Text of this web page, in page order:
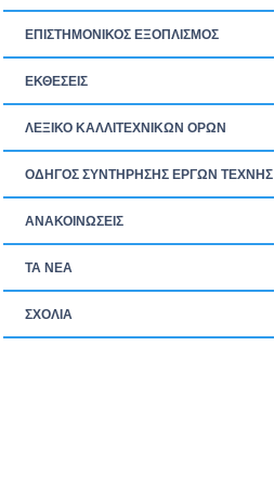
ΕΠΙΣΤΗΜΟΝΙΚΟΣ ΕΞΟΠΛΙΣΜΟΣ
ΕΚΘΕΣΕΙΣ
ΛΕΞΙΚΟ ΚΑΛΛΙΤΕΧΝΙΚΩΝ ΟΡΩΝ
ΟΔΗΓΟΣ ΣΥΝΤΗΡΗΣΗΣ ΕΡΓΩΝ ΤΕΧΝΗΣ
ΑΝΑΚΟΙΝΩΣΕΙΣ
ΤΑ ΝEΑ
ΣΧΟΛΙΑ